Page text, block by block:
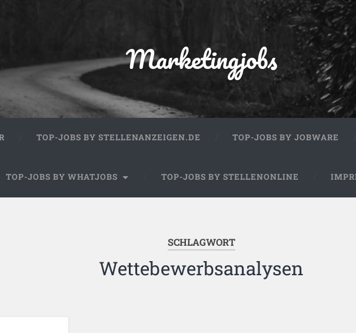
Marketingjobs
TOP-JOBS BY STELLENANZEIGEN.DE TOP-JOBS BY JOBWARE
TOP-JOBS BY WHATJOBS TOP-JOBS BY STELLENONLINE
SCHLAGWORT
Wettebewerbsanalysen